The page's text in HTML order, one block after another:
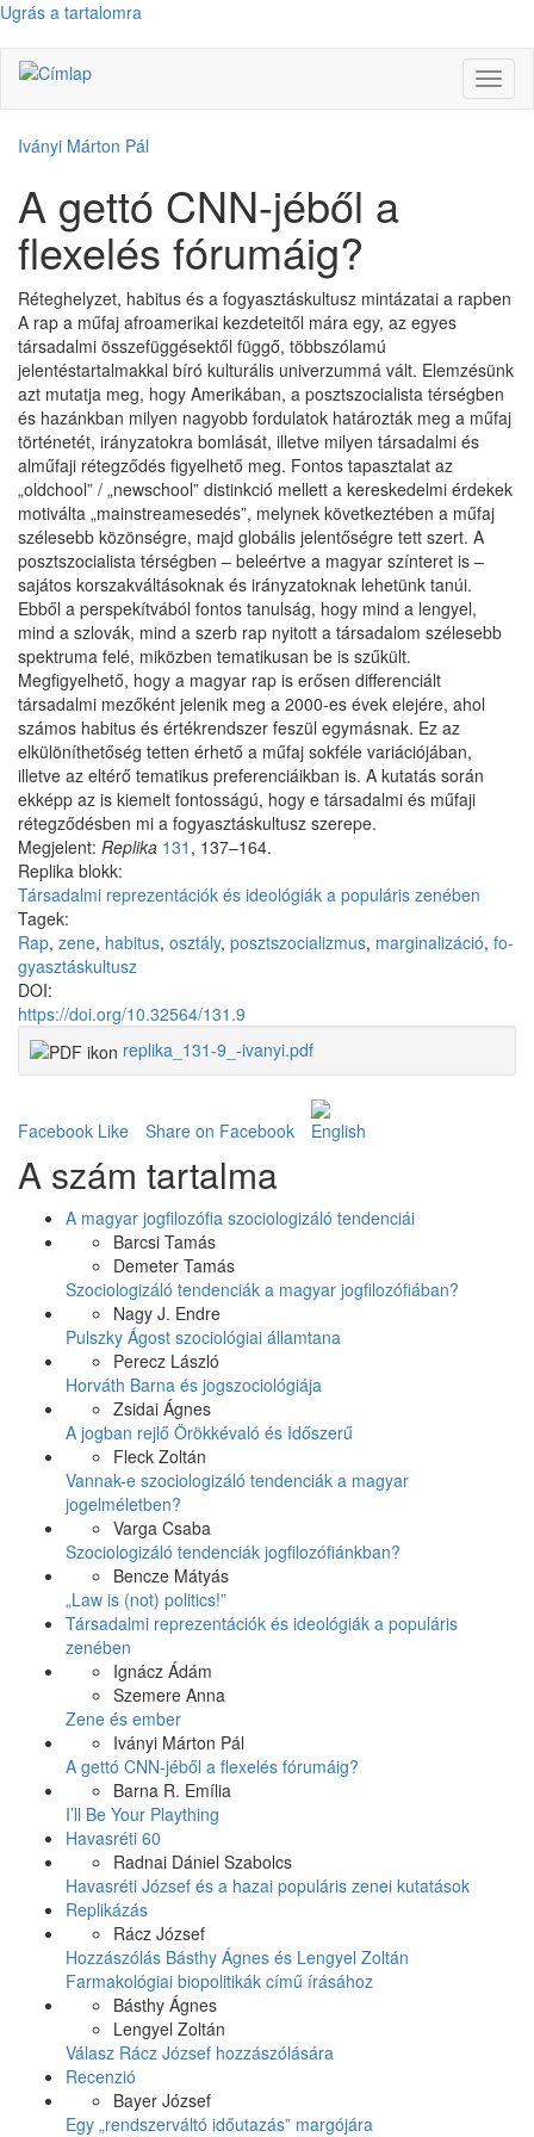
Ugrás a tartalomra
Iványi Márton Pál
A gettó CNN-jéből a
flexelés fórumáig?
Réteghelyzet, habitus és a fogyasztáskultusz mintázatai a rapben
A rap a műfaj afroamerikai kezdeteitől mára egy, az egyes
társadalmi összefüggésektől függő, többszólamú
jelentéstartalmakkal bíró kulturális univerzummá vált. Elemzésünk
azt mutatja meg, hogy Amerikában, a posztszocialista térségben
és hazánkban milyen nagyobb fordulatok határozták meg a műfaj
történetét, irányzatokra bomlását, illetve milyen társadalmi és
alműfaji rétegződés figyelhető meg. Fontos tapasztalat az
„oldchool” / „newschool” distinkció mellett a kereskedelmi érdekek
motiválta „mainstreamesedés”, melynek következtében a műfaj
szélesebb közönségre, majd globális jelentőségre tett szert. A
posztszocialista térségben – beleértve a magyar színteret is –
sajátos korszakváltásoknak és irányzatoknak lehetünk tanúi.
Ebből a perspekítvából fontos tanulság, hogy mind a lengyel,
mind a szlovák, mind a szerb rap nyitott a társadalom szélesebb
spektruma felé, miközben tematikusan be is szűkült.
Megfigyelhető, hogy a magyar rap is erősen differenciált
társadalmi mezőként jelenik meg a 2000-es évek elejére, ahol
számos habitus és értékrendszer feszül egymásnak. Ez az
elkülöníthetőség tetten érhető a műfaj sokféle variációjában,
illetve az eltérő tematikus preferenciáikban is. A kutatás során
ekképp az is kiemelt fontosságú, hogy e társadalmi és műfaji
rétegződésben mi a fogyasztáskultusz szerepe.
Megjelent: Replika 131 , 137–164.
Replika blokk:
Társadalmi reprezentációk és ideológiák a populáris zenében
Tagek:
Rap, zene, habitus, osztály, posztszocializmus, marginalizáció, fo­
gyasztáskultusz
DOI:
https://doi.org/10.32564/131.9
replika_131-9_-ivanyi.pdf
Facebook Like Share on Facebook
A szám tartalma
A magyar jogfilozófia szociologizáló tendenciái
Barcsi Tamás
Demeter Tamás
Szociologizáló tendenciák a magyar jogfilozófiában?
Nagy J. Endre
Pulszky Ágost szociológiai államtana
Perecz László
Horváth Barna és jogszociológiája
Zsidai Ágnes
A jogban rejlő Örökkévaló és Időszerű
Fleck Zoltán
Vannak-e szociologizáló tendenciák a magyar
jogelméletben?
Varga Csaba
Szociologizáló tendenciák jogfilozófiánkban?
Bencze Mátyás
„Law is (not) politics!”
Társadalmi reprezentációk és ideológiák a populáris
zenében
Ignácz Ádám
Szemere Anna
Zene és ember
Iványi Márton Pál
A gettó CNN-jéből a flexelés fórumáig?
Barna R. Emília
I’ll Be Your Plaything
Havasréti 60
Radnai Dániel Szabolcs
Havasréti József és a hazai populáris zenei kutatások
Replikázás
Rácz József
Hozzászólás Básthy Ágnes és Lengyel Zoltán
Farmakológiai biopolitikák című írásához
Básthy Ágnes
Lengyel Zoltán
Válasz Rácz József hozzászólására
Recenzió
Bayer József
Egy „rendszerváltó időutazás” margójára